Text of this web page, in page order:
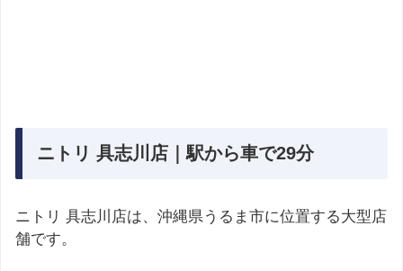
ニトリ 具志川店｜駅から車で29分
ニトリ 具志川店は、沖縄県うるま市に位置する大型店
舗です。